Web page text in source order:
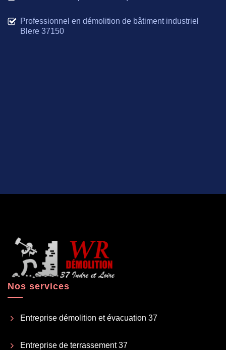
Professionnel en démolition de bâtiment industriel
Blere 37150
Nos services
Entreprise démolition et évacuation 37
Entreprise de terrassement 37